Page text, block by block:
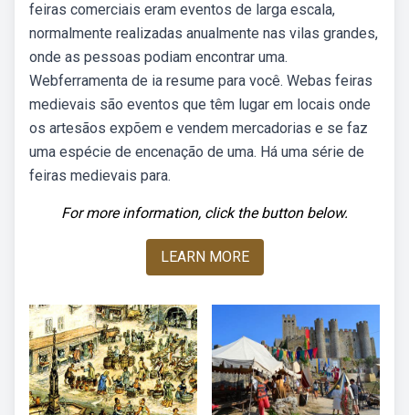
feiras comerciais eram eventos de larga escala,
normalmente realizadas anualmente nas vilas grandes,
onde as pessoas podiam encontrar uma.
Webferramenta de ia resume para você. Webas feiras
medievais são eventos que têm lugar em locais onde
os artesãos expõem e vendem mercadorias e se faz
uma espécie de encenação de uma. Há uma série de
feiras medievais para.
For more information, click the button below.
LEARN MORE